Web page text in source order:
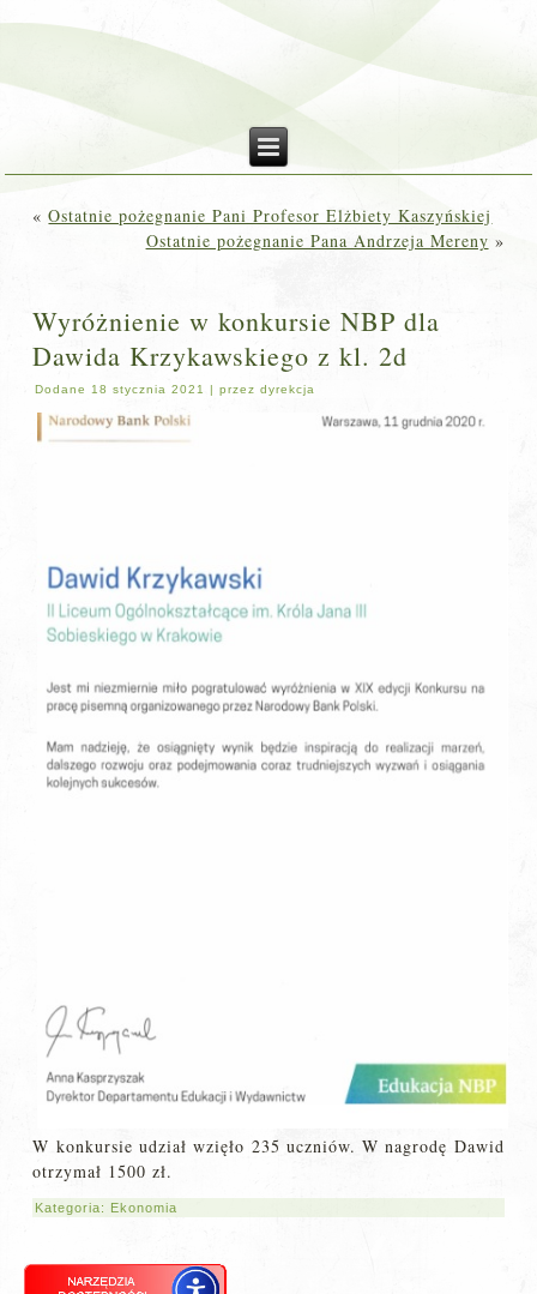
«Ostatnie pożegnanie Pani Profesor Elżbiety Kaszyńskiej
Ostatnie pożegnanie Pana Andrzeja Mereny »
Wyróżnienie w konkursie NBP dla
Dawida Krzykawskiego z kl. 2d
Dodane 18 stycznia 2021 |przez dyrekcja
W konkursie udział wzięło 235 uczniów. W nagrodę Dawid
otrzymał 1500 zł.
Kategoria: Ekonomia